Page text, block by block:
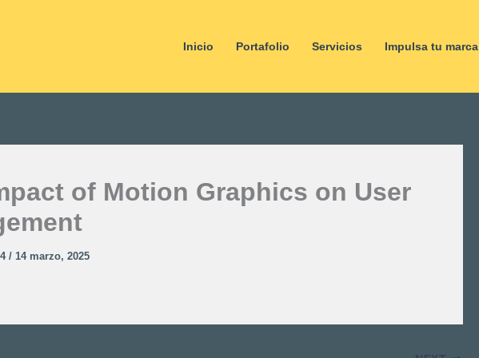
Inicio Portafolio Servicios Impulsa tu marca
of Motion Graphics on User
/ 14 marzo, 2025